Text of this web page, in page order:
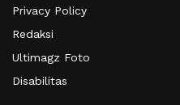
Privacy Policy
Redaksi
Ultimagz Foto
Disabilitas